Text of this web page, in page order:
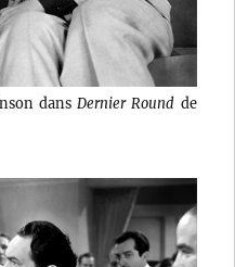
dans Dernier Round de